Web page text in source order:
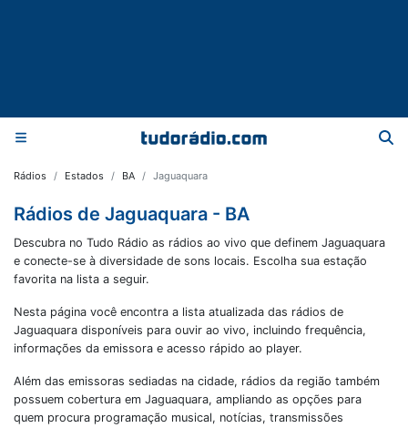
Rádios Estados BA Jaguaquara
Rádios de Jaguaquara - BA
Descubra no Tudo Rádio as rádios ao vivo que definem Jaguaquara
e conecte-se à diversidade de sons locais. Escolha sua estação
favorita na lista a seguir.
Nesta página você encontra a lista atualizada das rádios de
Jaguaquara disponíveis para ouvir ao vivo, incluindo frequência,
informações da emissora e acesso rápido ao player.
Além das emissoras sediadas na cidade, rádios da região também
possuem cobertura em Jaguaquara, ampliando as opções para
quem procura programação musical, notícias, transmissões